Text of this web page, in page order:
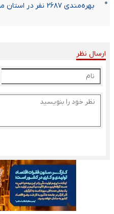
بهره‌مندی ۲۶۸۷ نفر در استان مرکزی از مقرری بیمه بیکاری
ارسال نظر